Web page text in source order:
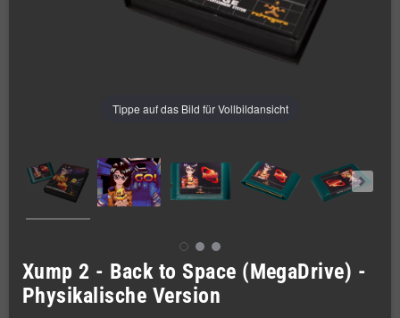
Tippe auf das Bild für Vollbildansicht
Xump 2 - Back to Space (MegaDrive) -
Physikalische Version